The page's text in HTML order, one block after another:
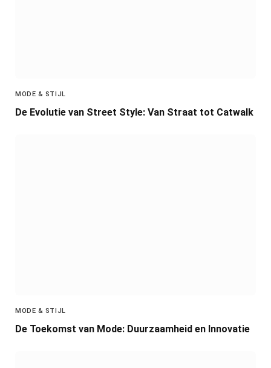
MODE & STIJL
De Evolutie van Street Style: Van Straat tot Catwalk
MODE & STIJL
De Toekomst van Mode: Duurzaamheid en Innovatie